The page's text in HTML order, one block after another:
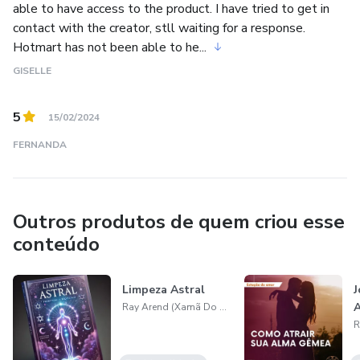
🌺 – Constelação Familiar com Bonecos –
🌺 – Constelação Familiar na Agua 180 horas
🌺 – Terapia com Mesa radiônica 180 horas
🌺 – Fitoterapia 180 horas
🌺 – Feng shui 180 horas
🌺 – Auriculoterapia 180 horas
able to have access to the product. I have tried to get in
contact with the creator, stll waiting for a response.
Hotmart has not been able to he...
GISELLE
5 15/02/2024
FERNANDA
Outros produtos de quem criou esse
conteúdo
Limpeza Astral
Ray Arend (Xamã Do Amor)